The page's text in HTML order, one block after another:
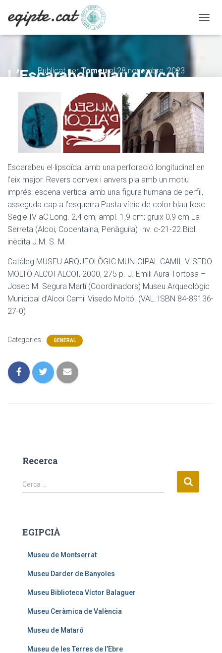
A
A
N
A
V
E
A
I
L’Escarabeu blau d’Alcoi
Publicat perTomeuel28 novembre, 2023
Escarabeu el·lipsoïdal amb una perforació longitudinal en
l’eix major. Revers convex i anvers pla amb un motiu
imprés: escena vertical amb una figura humana de perfil,
asseguda cap a l’esquerra Pasta vítria de color blau fosc
Segle IV aC Long. 2,4 cm; ampl. 1,9 cm; gruix 0,9 cm La
Serreta (Alcoi, Cocentaina, Penàguila) Inv. c-21-22 Bibl.
inèdita J.M. S. M.
Catàleg MUSEU ARQUEOLÒGIC MUNICIPAL CAMIL VISEDO
MOLTÓ ALCOI ALCOI, 2000, 275 p. J. Emili Aura Tortosa –
Josep M. Segura Martí (Coordinadors) Museu Arqueològic
Municipal d’Alcoi Camil Visedo Moltó. (VAL.:ISBN 84-89136-
27-0)
Categories: GENERAL
Recerca
C
e
:
Cerca …
EGIPCIÀ
Museu de Montserrat
Museu Darder de Banyoles
Museu Biblioteca Víctor Balaguer
Museu Ceràmica de València
Museu de Mataró
Museu de les Terres de l’Ebre